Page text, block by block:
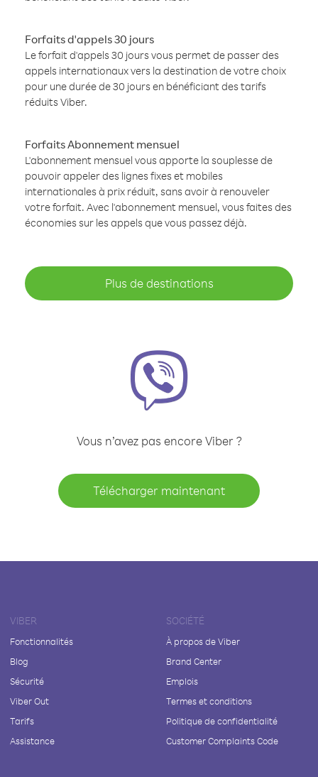
Forfaits d'appels 30 jours
Le forfait d'appels 30 jours vous permet de passer des
appels internationaux vers la destination de votre choix
pour une durée de 30 jours en bénéficiant des tarifs
réduits Viber.
Forfaits Abonnement mensuel
L'abonnement mensuel vous apporte la souplesse de
pouvoir appeler des lignes fixes et mobiles
internationales à prix réduit, sans avoir à renouveler
votre forfait. Avec l'abonnement mensuel, vous faites des
économies sur les appels que vous passez déjà.
Plus de destinations
Vous n’avez pas encore Viber ?
Télécharger maintenant
VIBER
Fonctionnalités
Blog
Sécurité
Viber Out
Tarifs
Assistance
SOCIÉTÉ
À propos de Viber
Brand Center
Emplois
Termes et conditions
Politique de confidentialité
Customer Complaints Code